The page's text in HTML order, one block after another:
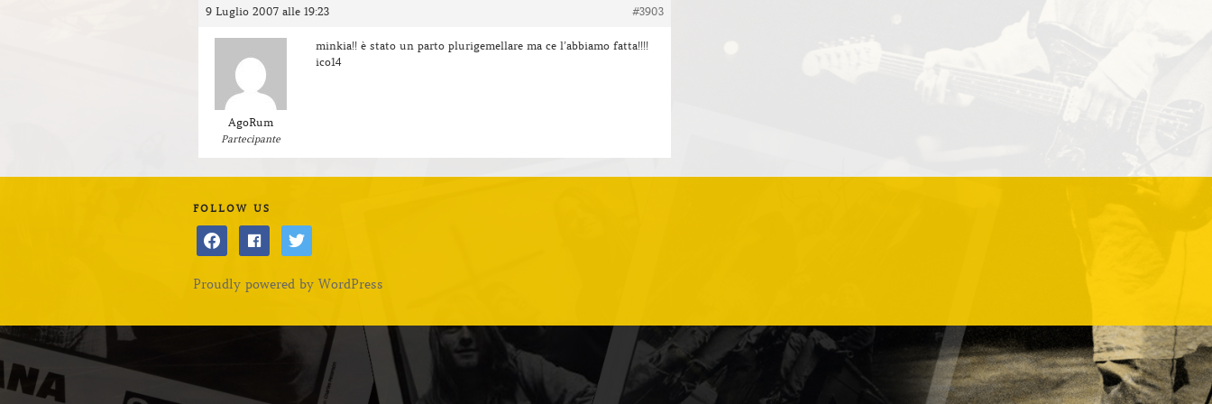
9 Luglio 2007 alle 19:23 #3903
AgoRum
Partecipante
minkia!! è stato un parto plurigemellare ma ce l’abbiamo fatta!!!!
ico14
FOLLOW US
facebookfacebooktwitter
Proudly powered by WordPress